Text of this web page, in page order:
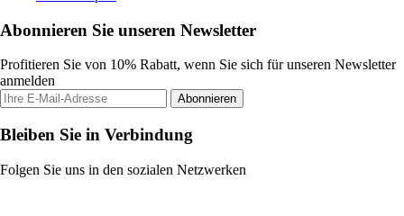
Abonnieren Sie unseren Newsletter
Profitieren Sie von 10% Rabatt, wenn Sie sich für unseren Newsletter
anmelden
Abonnieren
Bleiben Sie in Verbindung
Folgen Sie uns in den sozialen Netzwerken